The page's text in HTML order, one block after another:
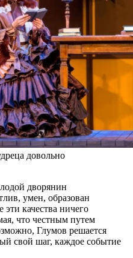
довольно
дворянин
умен, образован
качества ничего
что честным путем
Глумов решается
свой шаг, каждое событие